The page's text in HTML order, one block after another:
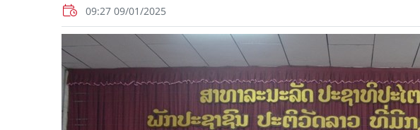
09:27 09/01/2025